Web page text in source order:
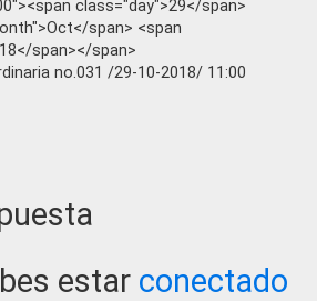
class="day">29</span>
span> <span
span></span>
no.031 /29-10-2018/ 11:00
estar conectado